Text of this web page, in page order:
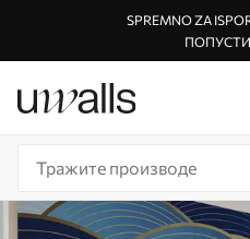
SPREMNO ZA
ПОПУСТИ